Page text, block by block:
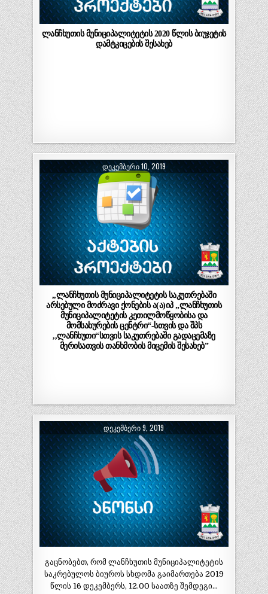
ლანჩხუთის მუნიციპალიტეტის 2020 წლის ბიუჯეტის
დამტკიცების შესახებ
ᲓᲔᲙᲔᲛᲑᲔᲠᲘ 10, 2019
,,ლანჩხუთის მუნიციპალიტეტის საკუთრებაში
არსებული მოძრავი ქონების ა(ა)იპ „ლანჩხუთის
მუნიციპალიტეტის კეთილმოწყობისა და
მომსახურების ცენტრი“-სთვის და შპს
,,ლანჩხუთი“სთვის საკუთრებაში გადაცემაზე
მერისათვის თანხმობის მიცემის შესახებ”
ᲓᲔᲙᲔᲛᲑᲔᲠᲘ 9, 2019
გაცნობებთ, რომ ლანჩხუთის მუნიციპალიტეტის
საკრებულოს ბიუროს სხდომა გაიმართება 2019
წლის 16 დეკემბერს, 12.00 საათზე შემდეგი…